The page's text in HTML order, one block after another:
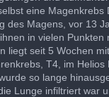
eine Magenkrebs
des Magens, vor 13
in vielen Punkten
liegt seit 5 Wochen mit
T4, im Helios
so lange
Lunge infiltriert war